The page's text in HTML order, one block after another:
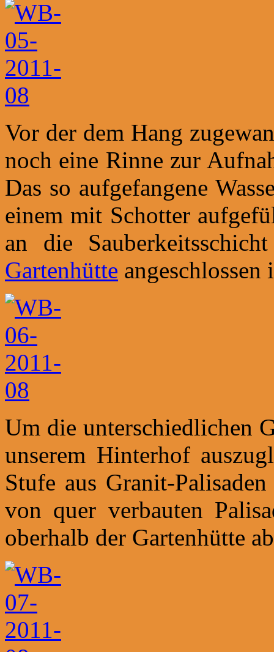
Vor der dem Hang
noch eine Rinne zur
Das so aufgefangene
einem mit Schotter
an die
Gartenhütte angeschlossen
Um die unterschiedlichen
unserem Hinterhof
Stufe aus Granit-
von quer verbauten
oberhalb der Gartenhütte